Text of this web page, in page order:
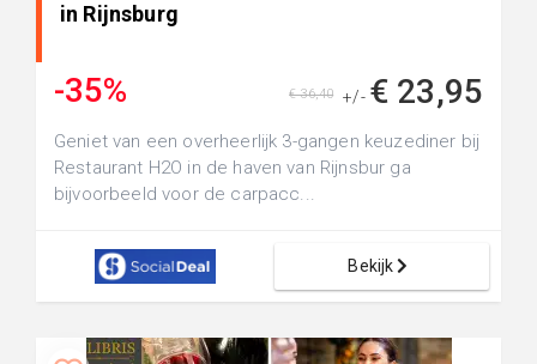
in Rijnsburg
-35% +/- € 23,95
€ 36,40
Geniet van een overheerlijk 3-gangen keuzediner bij
Restaurant H2O in de haven van Rijnsbur ga
bijvoorbeeld voor de carpacc...
Bekijk